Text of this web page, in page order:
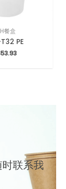
餐盒
PE
53.93
联系我